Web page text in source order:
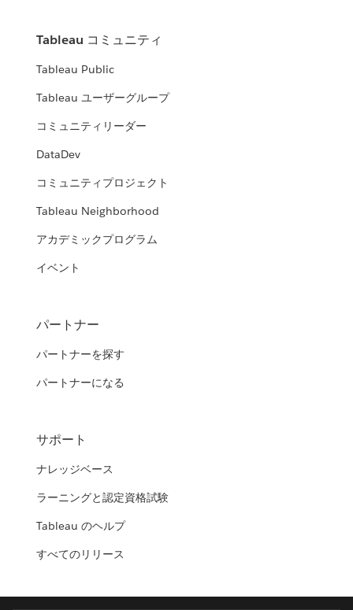
Tableau コミュニティ
Tableau Public
Tableau ユーザーグループ
コミュニティリーダー
DataDev
コミュニティプロジェクト
Tableau Neighborhood
アカデミックプログラム
イベント
パートナー
パートナーを探す
パートナーになる
サポート
ナレッジベース
ラーニングと認定資格試験
Tableau のヘルプ
すべてのリリース